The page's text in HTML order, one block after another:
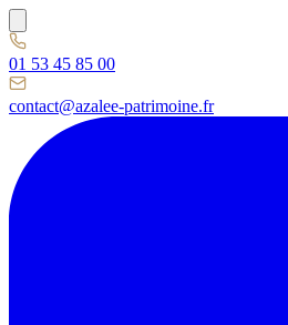
01 53 45 85 00
contact@azalee-patrimoine.fr